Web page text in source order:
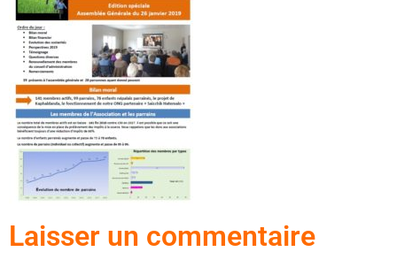
Laisser un commentaire